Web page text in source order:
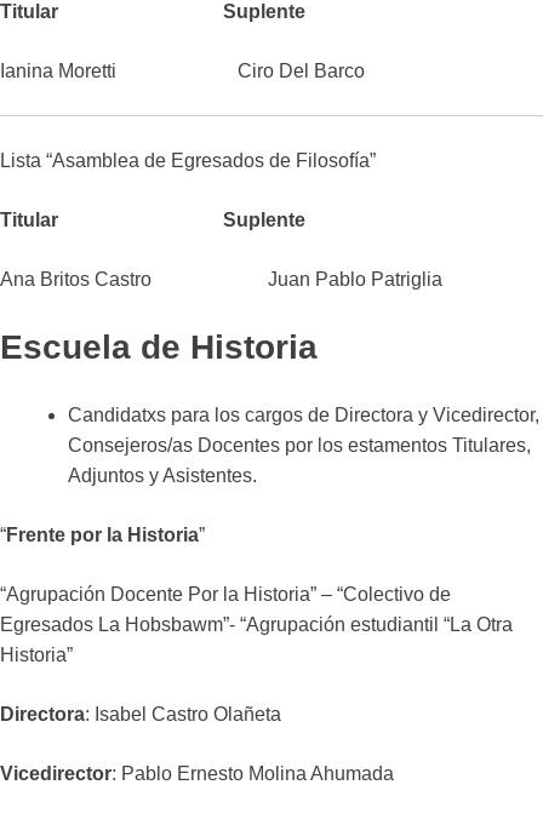
Titular Suplente
Ianina Moretti Ciro Del Barco
Lista “Asamblea de Egresados de Filosofía”
Titular Suplente
Ana Britos Castro Juan Pablo Patriglia
Escuela de Historia
Candidatxs para los cargos de Directora y Vicedirector,
Consejeros/as Docentes por los estamentos Titulares,
Adjuntos y Asistentes.
“Frente por la Historia”
“Agrupación Docente Por la Historia” – “Colectivo de
Egresados La Hobsbawm”- “Agrupación estudiantil “La Otra
Historia”
Directora: Isabel Castro Olañeta
Vicedirector: Pablo Ernesto Molina Ahumada